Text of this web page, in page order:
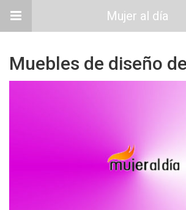
Mujer al día
Muebles de diseño